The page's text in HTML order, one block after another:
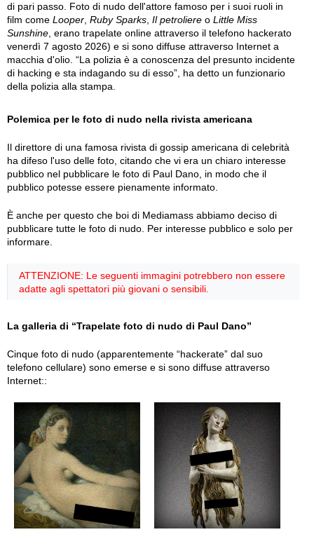
di pari passo. Foto di nudo dell'attore famoso per i suoi ruoli in
film come Looper Ruby Sparks Il petroliere o Little Miss
Sunshine , erano trapelate online attraverso il telefono hackerato
venerdì 7 agosto 2026) e si sono diffuse attraverso Internet a
macchia d'olio. “La polizia è a conoscenza del presunto incidente
di hacking e sta indagando su di esso”, ha detto un funzionario
della polizia alla stampa.
Polemica per le foto di nudo nella rivista americana
Il direttore di una famosa rivista di gossip americana di celebrità
ha difeso l'uso delle foto, citando che vi era un chiaro interesse
pubblico nel pubblicare le foto di Paul Dano, in modo che il
pubblico potesse essere pienamente informato.
È anche per questo che boi di Mediamass abbiamo deciso di
pubblicare tutte le foto di nudo. Per interesse pubblico e solo per
informare.
ATTENZIONE: Le seguenti immagini potrebbero non essere
adatte agli spettatori più giovani o sensibili.
La galleria di “Trapelate foto di nudo di Paul Dano”
Cinque foto di nudo (apparentemente “hackerate” dal suo
telefono cellulare) sono emerse e si sono diffuse attraverso
Internet::